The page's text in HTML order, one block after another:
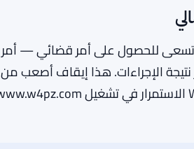
استرداد أموالهم. كانت العواقب
الصناديق، وتحقيق طويل الأمد
ذلك الحين.
مدفوعة من كيان مسجل في